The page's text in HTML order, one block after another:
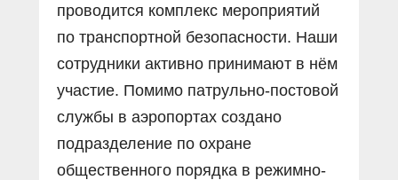
проводится комплекс мероприятий
по транспортной безопасности. Наши
сотрудники активно принимают в нём
участие. Помимо патрульно-постовой
службы в аэропортах создано
подразделение по охране
общественного порядка в режимно-